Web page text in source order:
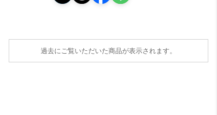
過去にご覧いただいた商品が表示されます。